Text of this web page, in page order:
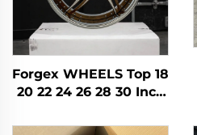
Forgex WHEELS Top 18
20 22 24 26 28 30 Inch
Custom Forged Wheel